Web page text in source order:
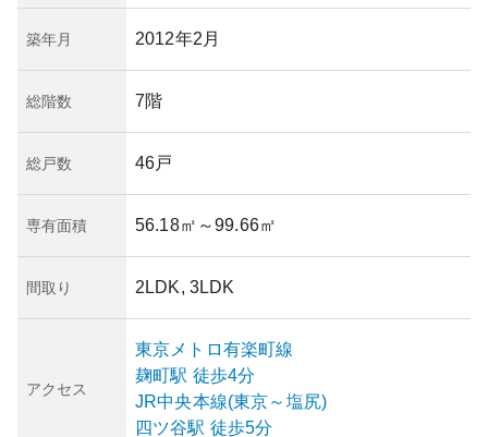
築年月 2012年2月
総階数 7階
総戸数 46戸
専有面積 56.18㎡ ～99.66㎡
間取り 2LDK, 3LDK
アクセス
東京メトロ有楽町線
麹町駅 徒歩4分
JR中央本線(東京～塩尻)
四ツ谷駅 徒歩5分